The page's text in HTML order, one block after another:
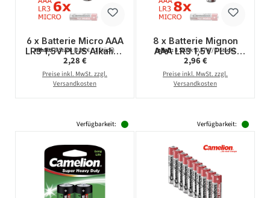
6 x Batterie Micro AAA
LR3 1,5V PLUS Alkaline
- Leistung auf Dauer -
CAMELION
Inhalt:6 Stück(0,38 € / 1 Stück)
Regulärer Preis:
2,28 €
Preise inkl. MwSt. zzgl.
Versandkosten
8 x Batterie Mignon
AAA LR3 1,5V PLUS
Alkaline - Leistung auf
Dauer - CAMELION
Inhalt:8 Stück(0,37 € / 1 Stück)
Regulärer Preis:
2,96 €
Preise inkl. MwSt. zzgl.
Versandkosten
Verfügbarkeit: Verfügbarkeit: